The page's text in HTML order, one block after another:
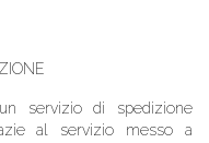
servizio di spedizione
al servizio messo a